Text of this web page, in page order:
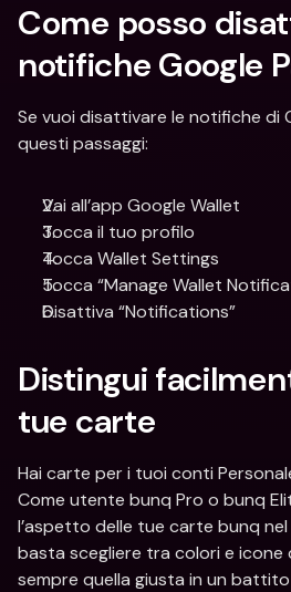
Come posso
notifiche Google
Se vuoi disattivare le notifiche di
questi passaggi:
Vai all’app Google Wallet
Tocca il tuo profilo
Tocca Wallet Settings
Tocca “Manage Wallet
Disattiva “Notifications”
Distingui
tue carte
Hai carte per i tuoi conti
Come utente bunq Pro o bunq
l’aspetto delle tue carte bunq
basta scegliere tra colori e icone
sempre quella giusta in un battito